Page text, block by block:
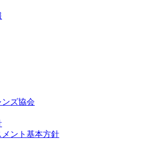
ンズ協会
ント基本方針